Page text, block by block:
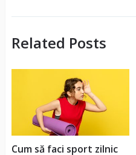
Related Posts
Cum să faci sport zilnic